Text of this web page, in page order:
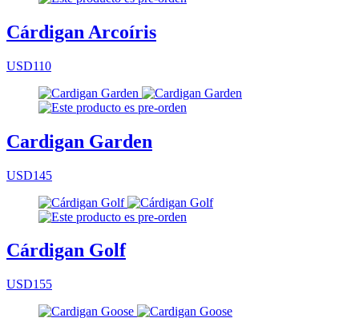
Cárdigan Arcoíris
USD110
Cardigan Garden
USD145
Cárdigan Golf
USD155